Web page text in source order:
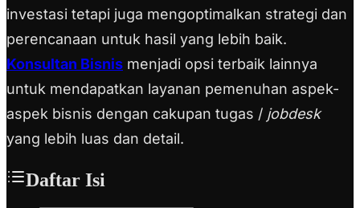
investasi tetapi juga mengoptimalkan strategi dan
perencanaan untuk hasil yang lebih baik.
Konsultan Bisnis menjadi opsi terbaik lainnya
untuk mendapatkan layanan pemenuhan aspek-
aspek bisnis dengan cakupan tugas / jobdesk
yang lebih luas dan detail.
Daftar Isi